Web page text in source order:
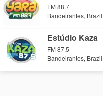
FM 88.7
Bandeirantes, Brazil
Estúdio Kaza
FM 87.5
Bandeirantes, Brazil